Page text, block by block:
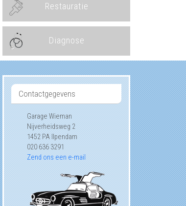
Restauratie
Diagnose
Contactgegevens
Garage Wieman
Nijverheidsweg 2
1452 PA Ilpendam
020 636 3291
Zend ons een e-mail